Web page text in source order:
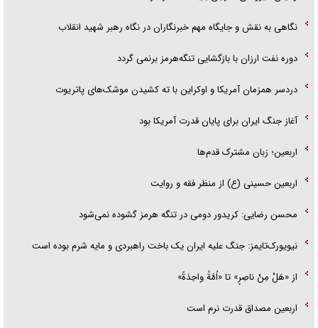
نگاهی به نقش و جایگاه مهم خبرنگاران در نگاه رهبر شهید انقلاب
دوره نفت ارزان با بازگشایی تنگه‌هرمز برنمی گردد
دردسر همزمان آمریکا و اوکراین با ته کشیدن موشک‌های پاتریوت
آغاز جنگ ایران برای پایان قدرت آمریکا بود
اربعین؛ زبان مشترک قدم‌ها
اربعین حسینی (ع) از منظر فقه و روایت
محسن رضایی: کریدور دومی در تنگه هرمز گشوده نمی‌شود
نیویورک‌تایمز: جنگ علیه ایران یک باخت راهبردی و مایه شرم بوده است
از «هَلْ مِنْ ناصِرٍ» تا «اُمَّةً واحِدَةً»
اربعین مصداق قدرت نرم است